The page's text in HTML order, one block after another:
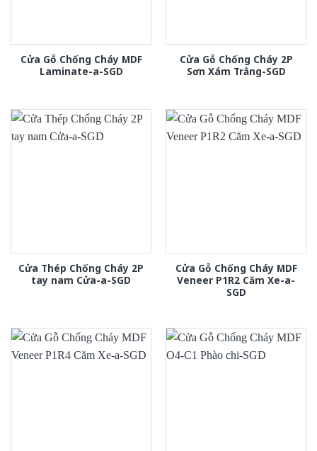
Cửa Gỗ Chống Cháy MDF
Laminate-a-SGD
Cửa Gỗ Chống Cháy 2P
Sơn Xám Trắng-SGD
Cửa Thép Chống Cháy 2P
tay nam Cửa-a-SGD
Cửa Gỗ Chống Cháy MDF
Veneer P1R2 Căm Xe-a-
SGD